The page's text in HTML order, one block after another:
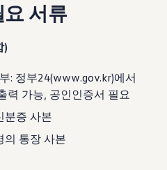
서류
)
: 정부24(www.gov.kr)에서
력 가능, 공인인증서 필요
분증 사본
의 통장 사본